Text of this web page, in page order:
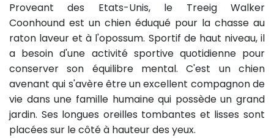
Proveant des Etats-Unis, le Treeig Walker
Coonhound est un chien éduqué pour la chasse au
raton laveur et à l'opossum. Sportif de haut niveau, il
a besoin d'une activité sportive quotidienne pour
conserver son équilibre mental. C'est un chien
avenant qui s'avère être un excellent compagnon de
vie dans une famille humaine qui possède un grand
jardin. Ses longues oreilles tombantes et lisses sont
placées sur le côté à hauteur des yeux.